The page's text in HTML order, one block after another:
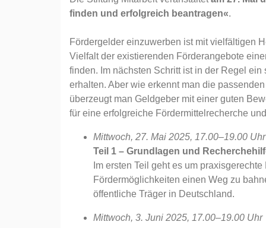
finden und erfolgreich beantragen«.
Fördergelder einzuwerben ist mit vielfältigen
Vielfalt der existierenden Förderangebote
finden. Im nächsten Schritt ist in der Regel
erhalten. Aber wie erkennt man die
überzeugt man Geldgeber mit einer guten
für eine erfolgreiche Fördermittelrecherche
Mittwoch, 27. Mai 2025, 17.00–19.00 Uhr
Teil 1 – Grundlagen und
Im ersten Teil geht es um
Fördermöglichkeiten einen Weg zu
öffentliche Träger in Deutschland.
Mittwoch, 3. Juni 2025, 17.00–19.00 Uhr